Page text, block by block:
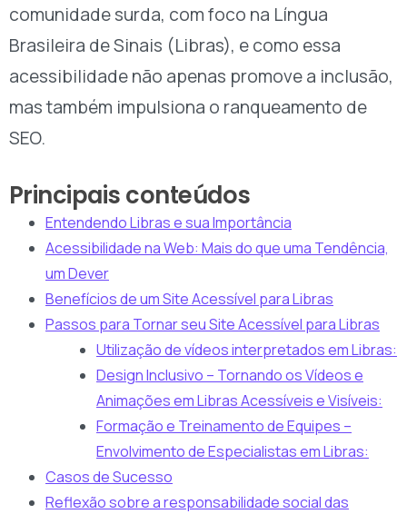
comunidade surda, com foco na Língua
Brasileira de Sinais (Libras), e como essa
acessibilidade não apenas promove a inclusão,
mas também impulsiona o ranqueamento de
SEO.
Principais conteúdos
Entendendo Libras e sua Importância
Acessibilidade na Web: Mais do que uma Tendência,
um Dever
Benefícios de um Site Acessível para Libras
Passos para Tornar seu Site Acessível para Libras
Utilização de vídeos interpretados em Libras:
Design Inclusivo – Tornando os Vídeos e
Animações em Libras Acessíveis e Visíveis:
Formação e Treinamento de Equipes –
Envolvimento de Especialistas em Libras:
Casos de Sucesso
Reflexão sobre a responsabilidade social das